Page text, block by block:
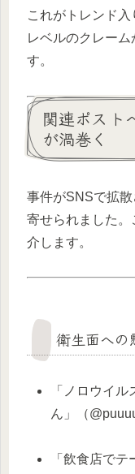
これがトレンド
レベルのクレー
す。
関連ポスト
が渦巻く
事件がSNSで拡
寄せられました
介します。
衛生面への
「ノロウイ
ん」（
「飲食店で